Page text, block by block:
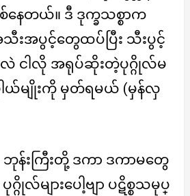
စ်နေတယ်။ ဒီ ဒုက္ခသစ္စာက
းအပွင့်တွေထပ်ပြီး သီးပွင့်
ငါလို အရုပ်ဆိုးတဲ့ပုဂ္ဂိုလ်မ
ယ်မျိုးကို မှတ်ရမယ် (မှန်လှ
ဘုန်းကြီးတို့ ဒကာ ဒကာမတွေ
လ်များပေါ့ဗျာ ပဋိစ္စသမုပ္